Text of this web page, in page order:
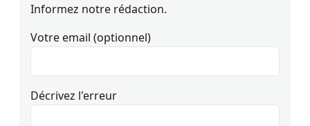
Informez notre rédaction.
Votre email (optionnel)
Décrivez l'erreur